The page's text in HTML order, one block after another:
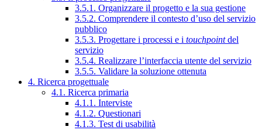
3.5.1. Organizzare il progetto e la sua gestione
3.5.2. Comprendere il contesto d’uso del servizio
pubblico
3.5.3. Progettare i processi e i touchpointdel
servizio
3.5.4. Realizzare l’interfaccia utente del servizio
3.5.5. Validare la soluzione ottenuta
4. Ricerca progettuale
4.1. Ricerca primaria
4.1.1. Interviste
4.1.2. Questionari
4.1.3. Test di usabilità